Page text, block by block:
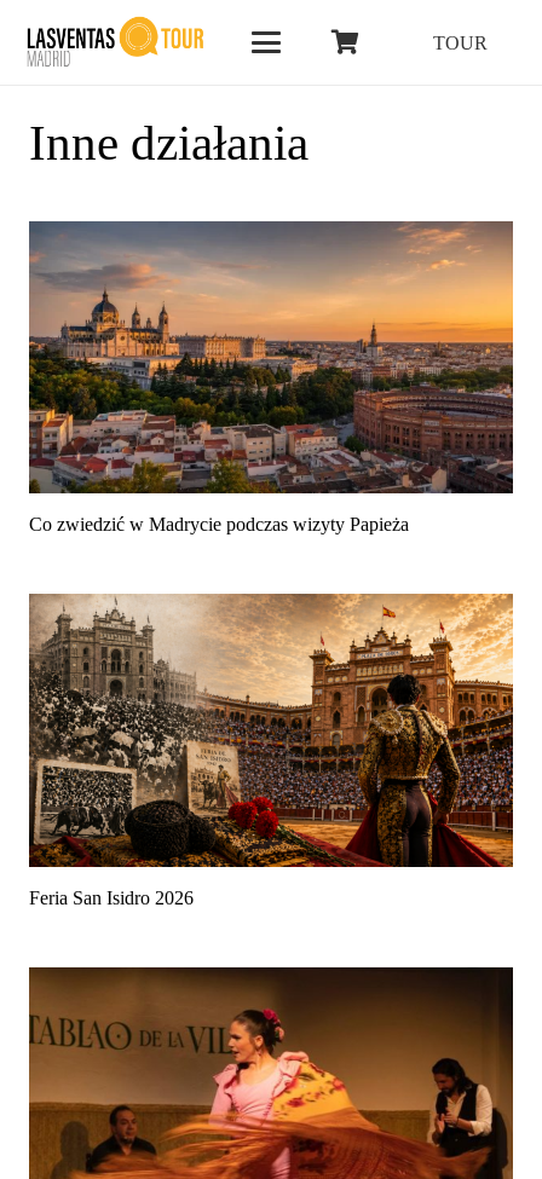
TOUR
Inne działania
Co zwiedzić w Madrycie podczas wizyty Papieża
Feria San Isidro 2026